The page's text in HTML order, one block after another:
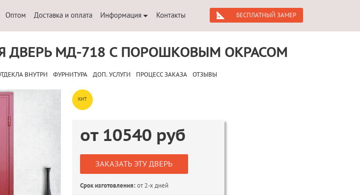
Оптом Доставка и оплата Информация Контакты БЕСПЛАТНЫЙ ЗАМЕР
ДВЕРЬ МД-718 С ПОРОШКОВЫМ ОКРАСОМ
ВНУТРИ ФУРНИТУРА ДОП. УСЛУГИ ПРОЦЕСС ЗАКАЗА ОТЗЫВЫ
ХИТ
от 10540 руб
ЗАКАЗАТЬ ЭТУ ДВЕРЬ
Срок изготовления:от 2-х дней